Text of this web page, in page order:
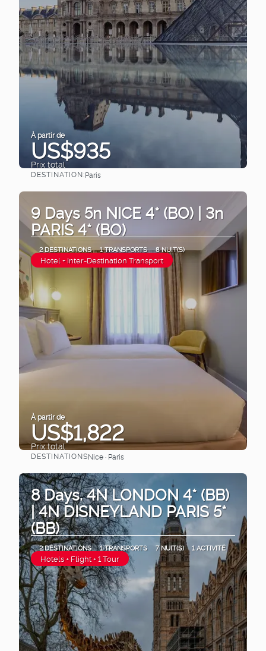
À partir de
US$935
Prix ​​total
DESTINATION:Paris
9 Days 5n NICE 4* (BO) | 3n
PARIS 4* (BO)
2 DESTINATIONS 1 TRANSPORTS 8 NUIT(S)
Hotel + Inter-Destination Transport
À partir de
US$1,822
Prix ​​total
Afficher
DESTINATIONSNice · Paris
8 Days. 4N LONDON 4* (BB)
| 4N DISNEYLAND PARIS 5*
(BB)
2 DESTINATIONS 1 TRANSPORTS 7 NUIT(S) 1 ACTIVITÉ
Hotels + Flight + 1 Tour